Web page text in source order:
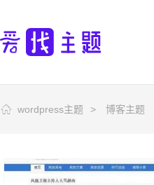
wordpress主题 > 博客主题